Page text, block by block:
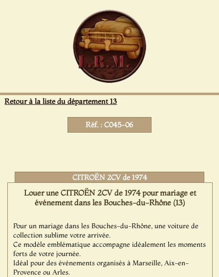
Retour à la liste du département 13
Réf. : C045-06
CITROËN 2CV de 1974
Louer une CITROËN 2CV de 1974 pour mariage et
événement dans les Bouches-du-Rhône (13)
Pour un mariage dans les Bouches-du-Rhône, une voiture de
collection sublime votre arrivée.
Ce modèle emblématique accompagne idéalement les moments
forts de votre journée.
Idéal pour des événements organisés à Marseille, Aix-en-
Provence ou Arles.